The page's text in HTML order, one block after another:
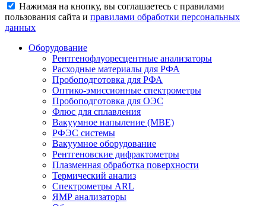
Нажимая на кнопку, вы соглашаетесь с правилами
пользования сайта и правилами обработки персональных
данных
Оборудование
Рентгенофлуоресцентные анализаторы
Расходные материалы для РФА
Пробоподготовка для РФА
Оптико-эмиссионные спектрометры
Пробоподготовка для ОЭС
Флюс для сплавления
Вакуумное напыление (MBE)
РФЭС системы
Вакуумное оборудование
Рентгеновские дифрактометры
Плазменная обработка поверхности
Термический анализ
Спектрометры ARL
ЯМР анализаторы